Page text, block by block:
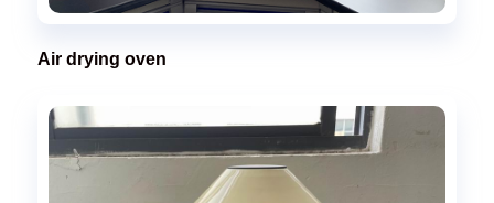
Air drying oven